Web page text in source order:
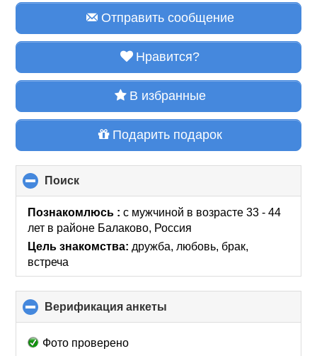
Отправить сообщение
Нравится?
В избранные
Подарить подарок
Поиск
to
collapse
contents
Познакомлюсь :с мужчиной в возрасте 33 - 44
лет в районе Балаково, Россия
Цель знакомства: дружба, любовь, брак,
встреча
Верификация анкеты
to
Фото проверено